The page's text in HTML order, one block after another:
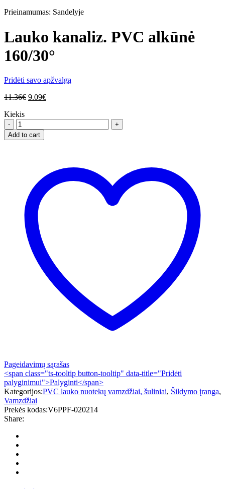
Prieinamumas: Sandelyje
Lauko kanaliz. PVC alkūnė
160/30°
Pridėti savo apžvalgą
11.36€ 9.09€
Kiekis
Lauko
kanaliz.
PVC
Add to cart
Pageidavimų sąrašas
<span class="ts-tooltip button-tooltip" data-title="Pridėti
palyginimui">Palyginti</span>
Kategorijos:PVC lauko nuotekų vamzdžiai, šuliniai, Šildymo įranga,
Vamzdžiai
Prekės kodas:V6PPF-020214
Share: